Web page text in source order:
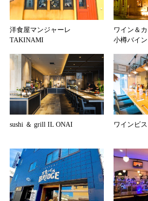
洋食屋マンジャーレ
TAKINAMI
ワイン＆
小樽バイン
sushi ＆ grill IL ONAI ワインビ